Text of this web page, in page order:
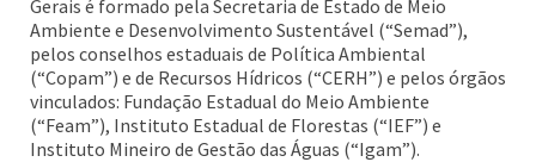
Gerais é formado pela Secretaria de Estado de Meio
Ambiente e Desenvolvimento Sustentável (“Semad”),
pelos conselhos estaduais de Política Ambiental
(“Copam”) e de Recursos Hídricos (“CERH”) e pelos órgãos
vinculados: Fundação Estadual do Meio Ambiente
(“Feam”), Instituto Estadual de Florestas (“IEF”) e
Instituto Mineiro de Gestão das Águas (“Igam”).